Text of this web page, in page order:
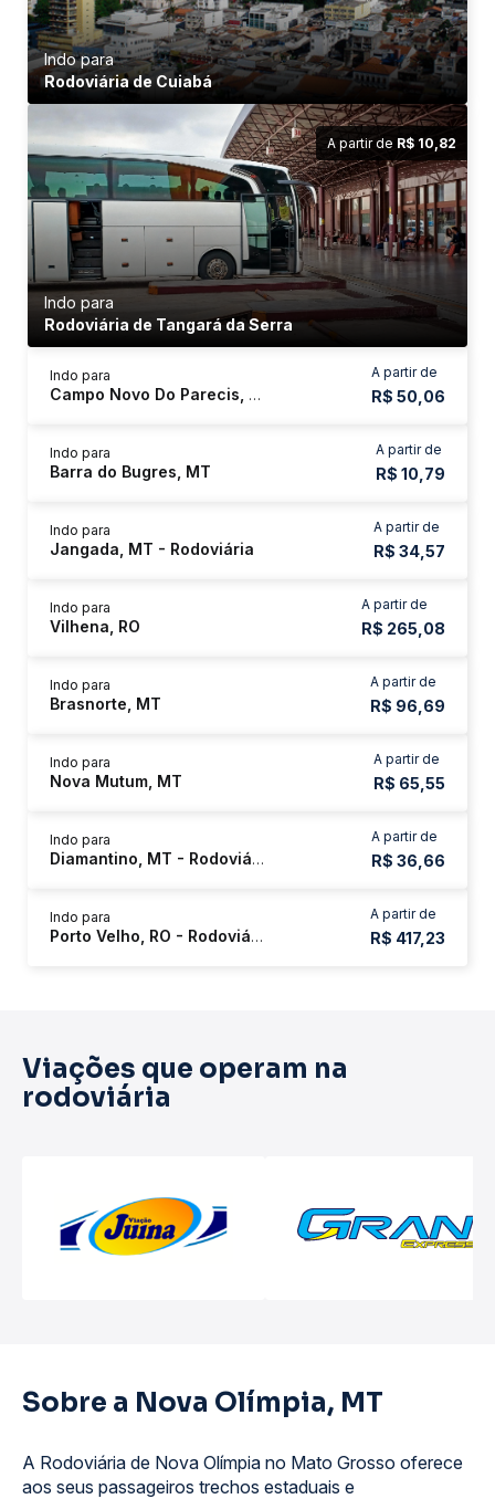
Indo para
Rodoviária de Cuiabá
A partir de R$ 10,82
Indo para
Rodoviária de Tangará da Serra
A partir de
R$ 50,06
Indo para
Campo Novo Do Parecis, MT
A partir de
R$ 10,79
Indo para
Barra do Bugres, MT
A partir de
R$ 34,57
Indo para
Jangada, MT - Rodoviária
A partir de
R$ 265,08
Indo para
Vilhena, RO
A partir de
R$ 96,69
Indo para
Brasnorte, MT
A partir de
R$ 65,55
Indo para
Nova Mutum, MT
A partir de
R$ 36,66
Indo para
Diamantino, MT - Rodoviária
A partir de
R$ 417,23
Indo para
Porto Velho, RO - Rodoviária
Viações que operam na
rodoviária
Sobre a Nova Olímpia, MT
A Rodoviária de Nova Olímpia no Mato Grosso oferece
aos seus passageiros trechos estaduais e